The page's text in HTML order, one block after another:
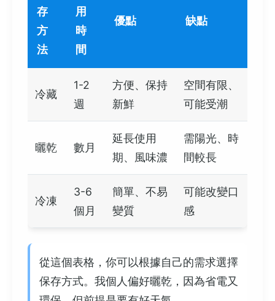
存
方
法
用
時
間
優點 缺點
冷藏
1-2
週
方便、保持
新鮮
空間有限、
可能受潮
曬乾 數月
延長使用
期、風味濃
需陽光、時
間較長
冷凍
3-6
個月
簡單、不易
變質
可能改變口
感
從這個表格，你可以根據自己的需求選擇
保存方式。我個人偏好曬乾，因為省電又